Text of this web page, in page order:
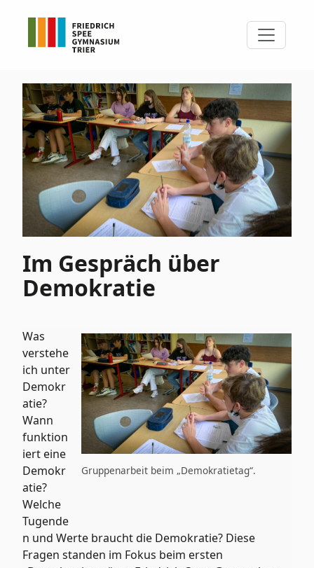
Im Gespräch über
Demokratie
Gruppenarbeit beim „Demokratietag“.
Was
verstehe
ich unter
Demokr
atie?
Wann
funktion
iert eine
Demokr
atie?
Welche
Tugende
n und Werte braucht die Demokratie? Diese
Fragen standen im Fokus beim ersten